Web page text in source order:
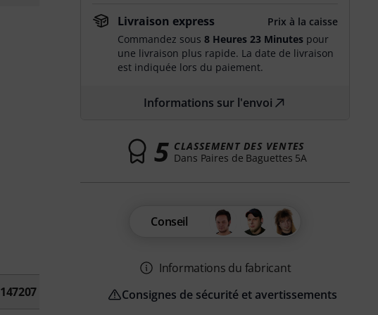
147207
Livraison express
Prix à la caisse
Commandez sous8 Heures 23 Minutes pour
une livraison plus rapide. La date de livraison
est indiquée lors du paiement.
Informations sur l'envoi
5 CLASSEMENT DES VENTES
Dans Paires de Baguettes 5A
Conseil
Informations du fabricant
Consignes de sécurité et avertissements